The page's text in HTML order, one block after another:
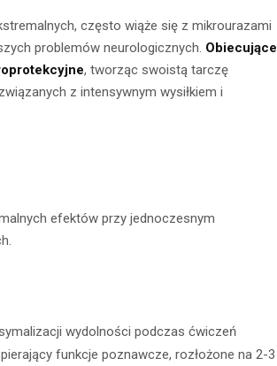
często wiąże się z mikrourazami
problemów neurologicznych. Obiecujące
, tworząc swoistą tarczę
z intensywnym wysiłkiem i
efektów przy jednoczesnym
wydolności podczas ćwiczeń
funkcje poznawcze, rozłożone na 2-3